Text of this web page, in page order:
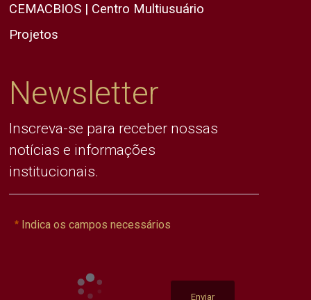
CEMACBIOS | Centro Multiusuário
Projetos
Newsletter
Inscreva-se para receber nossas
notícias e informações
institucionais.
Indica os campos necessários
Enviar